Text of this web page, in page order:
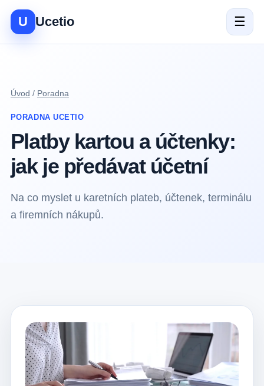
U Ucetio ☰
Úvod / Poradna
PORADNA UCETIO
Platby kartou a účtenky:
jak je předávat účetní
Na co myslet u karetních plateb, účtenek, terminálu
a firemních nákupů.